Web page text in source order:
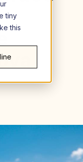
tiny
this